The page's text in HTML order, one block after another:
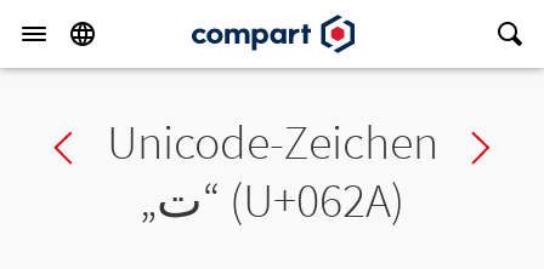
Previous char
Unicode-Zeichen
„ت“ (U+062A)